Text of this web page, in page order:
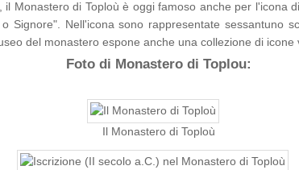
Monastero di Toploù è oggi famoso anche per l'icona
Signore". Nell'icona sono rappresentate sessantuno
del monastero espone anche una collezione di icone
Foto di Monastero di Toplou:
Il Monastero di Toploù